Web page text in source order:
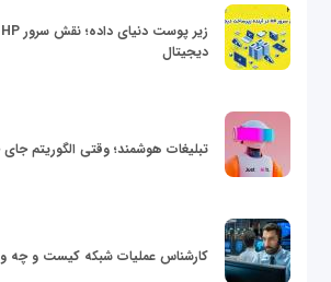
دیجیتال
تبلیغات هوشمند؛ وقتی الگوریتم
کارشناس عملیات شبکه کیست و چه